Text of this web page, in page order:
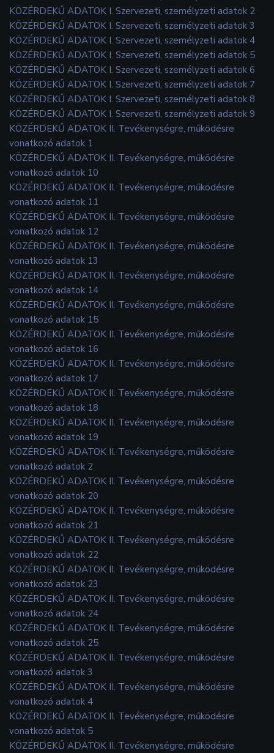
KÖZÉRDEKŰ ADATOK I. Szervezeti, személyzeti adatok 2
KÖZÉRDEKŰ ADATOK I. Szervezeti, személyzeti adatok 3
KÖZÉRDEKŰ ADATOK I. Szervezeti, személyzeti adatok 4
KÖZÉRDEKŰ ADATOK I. Szervezeti, személyzeti adatok 5
KÖZÉRDEKŰ ADATOK I. Szervezeti, személyzeti adatok 6
KÖZÉRDEKŰ ADATOK I. Szervezeti, személyzeti adatok 7
KÖZÉRDEKŰ ADATOK I. Szervezeti, személyzeti adatok 8
KÖZÉRDEKŰ ADATOK I. Szervezeti, személyzeti adatok 9
KÖZÉRDEKŰ ADATOK II. Tevékenységre, működésre
vonatkozó adatok 1
KÖZÉRDEKŰ ADATOK II. Tevékenységre, működésre
vonatkozó adatok 10
KÖZÉRDEKŰ ADATOK II. Tevékenységre, működésre
vonatkozó adatok 11
KÖZÉRDEKŰ ADATOK II. Tevékenységre, működésre
vonatkozó adatok 12
KÖZÉRDEKŰ ADATOK II. Tevékenységre, működésre
vonatkozó adatok 13
KÖZÉRDEKŰ ADATOK II. Tevékenységre, működésre
vonatkozó adatok 14
KÖZÉRDEKŰ ADATOK II. Tevékenységre, működésre
vonatkozó adatok 15
KÖZÉRDEKŰ ADATOK II. Tevékenységre, működésre
vonatkozó adatok 16
KÖZÉRDEKŰ ADATOK II. Tevékenységre, működésre
vonatkozó adatok 17
KÖZÉRDEKŰ ADATOK II. Tevékenységre, működésre
vonatkozó adatok 18
KÖZÉRDEKŰ ADATOK II. Tevékenységre, működésre
vonatkozó adatok 19
KÖZÉRDEKŰ ADATOK II. Tevékenységre, működésre
vonatkozó adatok 2
KÖZÉRDEKŰ ADATOK II. Tevékenységre, működésre
vonatkozó adatok 20
KÖZÉRDEKŰ ADATOK II. Tevékenységre, működésre
vonatkozó adatok 21
KÖZÉRDEKŰ ADATOK II. Tevékenységre, működésre
vonatkozó adatok 22
KÖZÉRDEKŰ ADATOK II. Tevékenységre, működésre
vonatkozó adatok 23
KÖZÉRDEKŰ ADATOK II. Tevékenységre, működésre
vonatkozó adatok 24
KÖZÉRDEKŰ ADATOK II. Tevékenységre, működésre
vonatkozó adatok 25
KÖZÉRDEKŰ ADATOK II. Tevékenységre, működésre
vonatkozó adatok 3
KÖZÉRDEKŰ ADATOK II. Tevékenységre, működésre
vonatkozó adatok 4
KÖZÉRDEKŰ ADATOK II. Tevékenységre, működésre
vonatkozó adatok 5
KÖZÉRDEKŰ ADATOK II. Tevékenységre, működésre